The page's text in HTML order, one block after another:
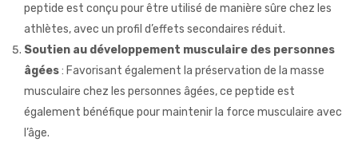
peptide est conçu pour être utilisé de manière sûre chez les
athlètes, avec un profil d’effets secondaires réduit.
Soutien au développement musculaire des personnes
âgées: Favorisant également la préservation de la masse
musculaire chez les personnes âgées, ce peptide est
également bénéfique pour maintenir la force musculaire avec
l’âge.